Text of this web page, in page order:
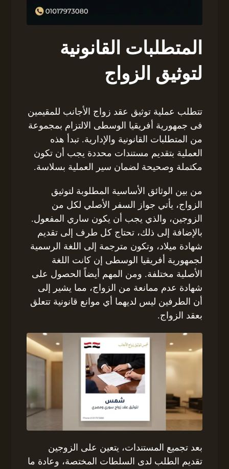
المتطلبات القانونية
لتوثيق الزواج
تتطلب عملية توثيق عقد زواج الأجانب للمقيمين
فى جمهورية أفريقيا الوسطى الالتزام بمجموعة
من المتطلبات القانونية والإدارية. تبدأ هذه
العملية بتقديم مستندات محددة يجب أن تكون
مكتملة وصحيحة لضمان سير العملية بسلاسة.
من بين الوثائق الأساسية المطلوبة لتوثيق
الزواج، يأتي جواز السفر الأصلي لكل من
الزوجين، والذي يجب أن يكون ساري المفعول.
بالإضافة إلى ذلك، تحتاج كل طرف إلى تقديم
شهادة ميلاد، وتكون مترجمة إلى اللغة الرسمية
لجمهورية أفريقيا الوسطى إن كانت اللغة
الأصلية مختلفة. ومن المهم أيضاً الحصول على
شهادة عدم ممانعة من الزواج، مما يشير إلى
أن الطرفين ليس لديهما أي موانع قانونية تتعلق
بعقد الزواج.
بعد تجميع المستندات، يتعين على الزوجين
تقديم الطلب لدى السلطات المختصة، وعادة ما